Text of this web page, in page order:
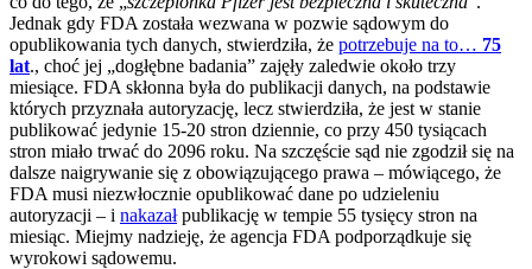
Jednak gdy FDA została wezwana w pozwie sądowym do
opublikowania tych danych, stwierdziła, że potrzebuje na to… 75
lat., choć jej „dogłębne badania” zajęły zaledwie około trzy
miesiące. FDA skłonna była do publikacji danych, na podstawie
których przyznała autoryzację, lecz stwierdziła, że jest w stanie
publikować jedynie 15-20 stron dziennie, co przy 450 tysiącach
stron miało trwać do 2096 roku. Na szczęście sąd nie zgodził się na
dalsze naigrywanie się z obowiązującego prawa – mówiącego, że
FDA musi niezwłocznie opublikować dane po udzieleniu
autoryzacji – i nakazałpublikację w tempie 55 tysięcy stron na
miesiąc. Miejmy nadzieję, że agencja FDA podporządkuje się
wyrokowi sądowemu.